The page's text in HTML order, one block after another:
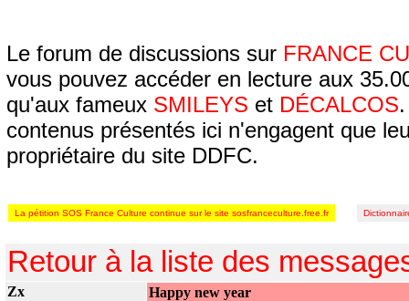
Le forum de discussions sur FRANCE
vous pouvez accéder en lecture aux
qu'aux fameux SMILEYS et DÉCALCOS
contenus présentés ici n'engagent que
propriétaire du site DDFC.
La pétition SOS France Culture continue sur le site sosfranceculture.free.fr
Retour à la liste des
Zx Happy new year